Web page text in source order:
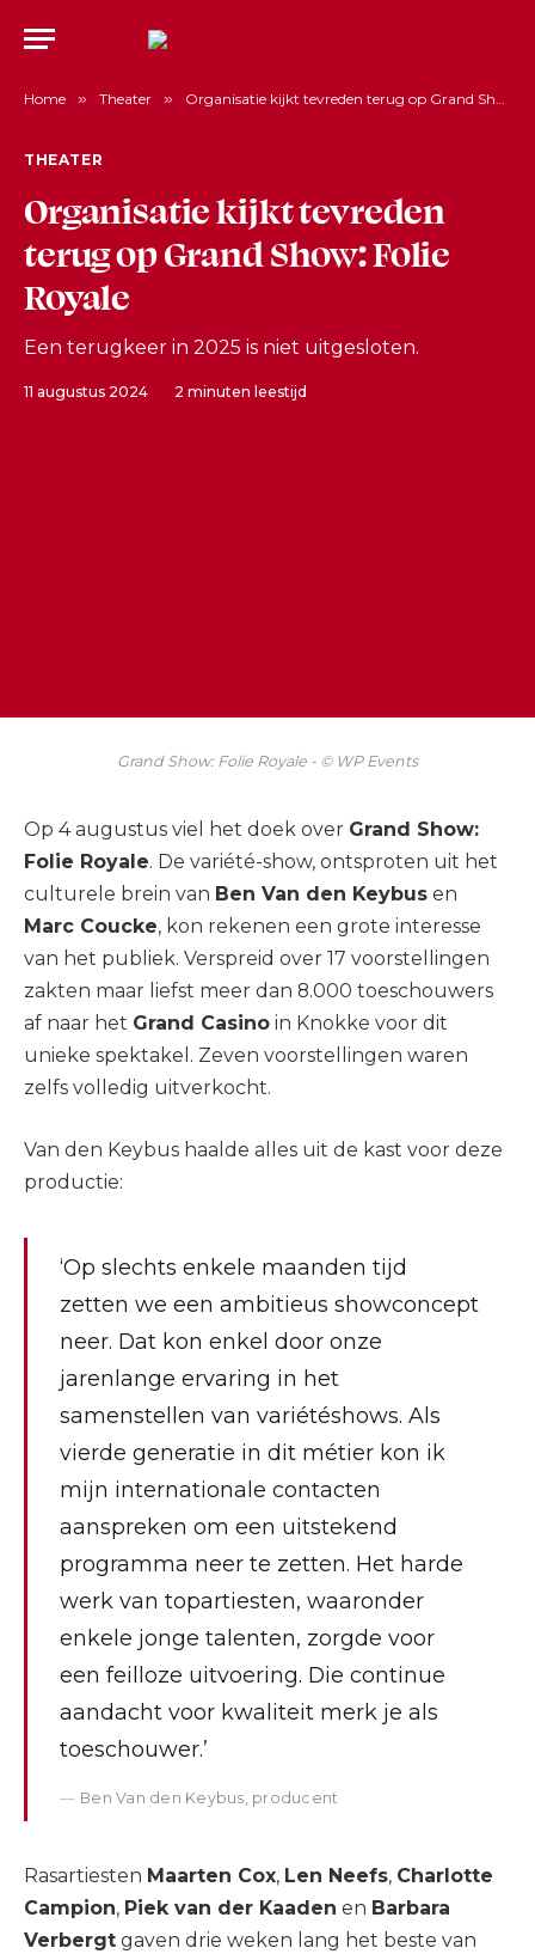
Home » Theater » Organisatie kijkt tevreden terug op Grand Show: Folie Royale
THEATER
Organisatie kijkt tevreden
terug op Grand Show: Folie
Royale
Een terugkeer in 2025 is niet uitgesloten.
11 augustus 2024 2 minuten leestijd
Grand Show: Folie Royale - © WP Events
Op 4 augustus viel het doek over Grand Show:
Folie Royale. De variété-show, ontsproten uit het
culturele brein van Ben Van den Keybus en
Marc Coucke, kon rekenen een grote interesse
van het publiek. Verspreid over 17 voorstellingen
zakten maar liefst meer dan 8.000 toeschouwers
af naar het Grand Casino in Knokke voor dit
unieke spektakel. Zeven voorstellingen waren
zelfs volledig uitverkocht.
Van den Keybus haalde alles uit de kast voor deze
productie:
‘Op slechts enkele maanden tijd
zetten we een ambitieus showconcept
neer. Dat kon enkel door onze
jarenlange ervaring in het
samenstellen van variétéshows. Als
vierde generatie in dit métier kon ik
mijn internationale contacten
aanspreken om een uitstekend
programma neer te zetten. Het harde
werk van topartiesten, waaronder
enkele jonge talenten, zorgde voor
een feilloze uitvoering. Die continue
aandacht voor kwaliteit merk je als
toeschouwer.’
Ben Van den Keybus, producent
Rasartiesten Maarten Cox, Len Neefs, Charlotte
Campion, Piek van der Kaaden en Barbara
Verbergt gaven drie weken lang het beste van